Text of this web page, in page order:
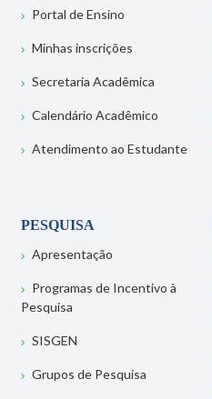
Portal de Ensino
Minhas inscrições
Secretaria Acadêmica
Calendário Acadêmico
Atendimento ao Estudante
PESQUISA
Apresentação
Programas de Incentivo à
Pesquisa
SISGEN
Grupos de Pesquisa